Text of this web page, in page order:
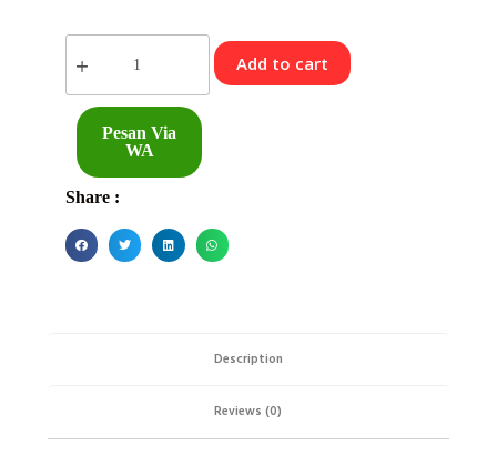
Add to cart
Pesan Via
WA
Share :
Description
Reviews (0)